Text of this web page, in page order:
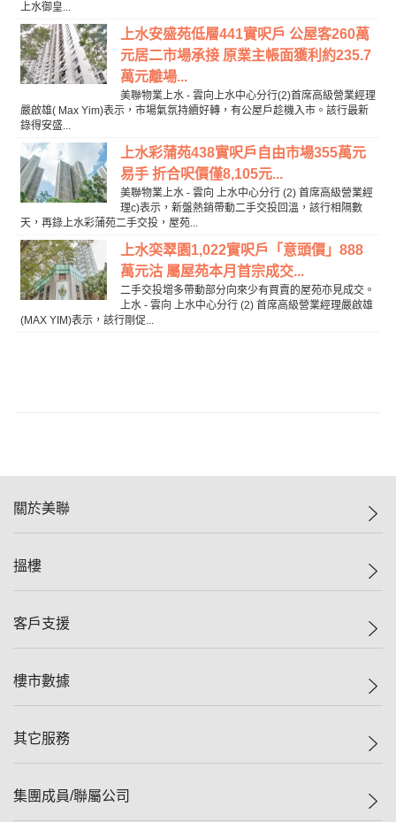
上水御皇...
上水安盛苑低層441實呎戶 公屋客260萬
元居二市場承接 原業主帳面獲利約235.7
萬元離場...
美聯物業上水 - 雲向上水中心分行(2)首席高級營業經理
嚴啟雄( Max Yim)表示，市場氣氛持續好轉，有公屋戶趁機入市。該行最新
錄得安盛...
上水彩蒲苑438實呎戶自由市場355萬元
易手 折合呎價僅8,105元...
美聯物業上水 - 雲向 上水中心分行 (2) 首席高級營業經
理c)表示，新盤熱銷帶動二手交投回溫，該行相隔數
天，再錄上水彩蒲苑二手交投，屋苑...
上水奕翠園1,022實呎戶「意頭價」888
萬元沽 屬屋苑本月首宗成交...
二手交投增多帶動部分向來少有買賣的屋苑亦見成交。
上水 - 雲向 上水中心分行 (2) 首席高級營業經理嚴啟雄
(MAX YIM)表示，該行剛促...
關於美聯
美聯集團
人才招募
搵樓
一手新盤
減價
美聯豪宅
獨家樓盤
租盤
客戶支援
自助放盤
查詢熱線
按揭計算機
樓市數據
樓價指數
歷史成交
其它服務
屋苑專頁
集團成員/聯屬公司